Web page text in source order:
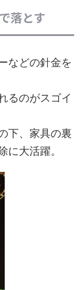
落とす
などの針金を
るのがスゴイ
下、家具の裏
に大活躍。